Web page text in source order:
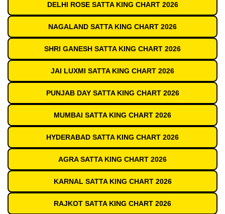
DELHI ROSE SATTA KING CHART 2026
NAGALAND SATTA KING CHART 2026
SHRI GANESH SATTA KING CHART 2026
JAI LUXMI SATTA KING CHART 2026
PUNJAB DAY SATTA KING CHART 2026
MUMBAI SATTA KING CHART 2026
HYDERABAD SATTA KING CHART 2026
AGRA SATTA KING CHART 2026
KARNAL SATTA KING CHART 2026
RAJKOT SATTA KING CHART 2026